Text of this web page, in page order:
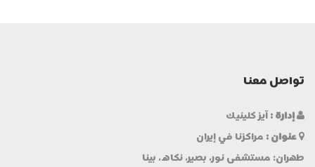
تواصل معنا
إدارة :آيز كلينيك
عنوان : مراكزنا في إيران
طهران: مستشفى نور، بصير، نكاه، بينا